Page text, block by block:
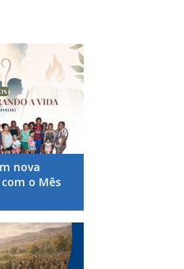
nova
o Mês